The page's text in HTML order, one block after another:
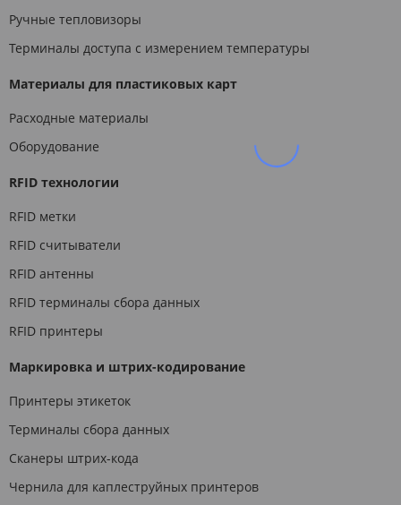
Ручные тепловизоры
Терминалы доступа с измерением температуры
Материалы для пластиковых карт
Расходные материалы
Оборудование
RFID технологии
RFID метки
RFID считыватели
RFID антенны
RFID терминалы сбора данных
RFID принтеры
Маркировка и штрих-кодирование
Принтеры этикеток
Терминалы сбора данных
Сканеры штрих-кода
Чернила для каплеструйных принтеров